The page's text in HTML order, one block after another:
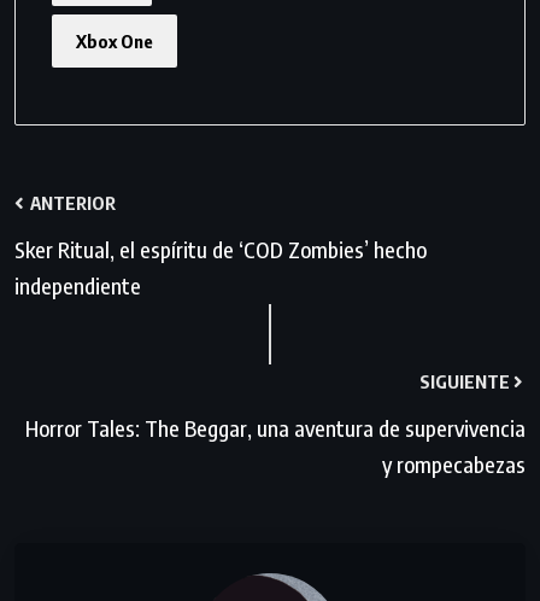
Xbox One
ANTERIOR
Sker Ritual, el espíritu de ‘COD Zombies’ hecho
independiente
SIGUIENTE
Horror Tales: The Beggar, una aventura de supervivencia
y rompecabezas